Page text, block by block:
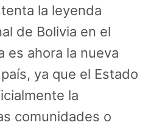
la leyenda
de Bolivia en el
es ahora la nueva
ya que el Estado
la
comunidades o